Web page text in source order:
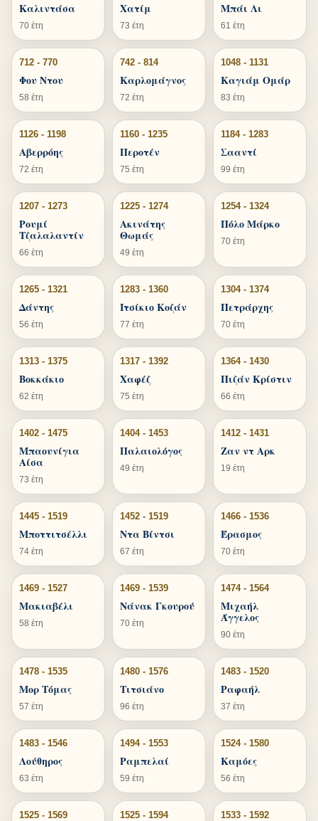
Καλιντάσα
70 έτη
Χατίμ
73 έτη
Μπάι Λι
61 έτη
712 - 770
Φου Ντου
58 έτη
742 - 814
Καρλομάγνος
72 έτη
1048 - 1131
Καγιάμ Ομάρ
83 έτη
1126 - 1198
Αβερρόης
72 έτη
1160 - 1235
Περοτέν
75 έτη
1184 - 1283
Σααντί
99 έτη
1207 - 1273
Ρουμί
Τζαλαλαντίν
66 έτη
1225 - 1274
Ακινάτης
Θωμάς
49 έτη
1254 - 1324
Πόλο Μάρκο
70 έτη
1265 - 1321
Δάντης
56 έτη
1283 - 1360
Ιτσίκιο Κοζάν
77 έτη
1304 - 1374
Πετράρχης
70 έτη
1313 - 1375
Βοκκάκιο
62 έτη
1317 - 1392
Χαφέζ
75 έτη
1364 - 1430
Πιζάν Κρίστιν
66 έτη
1402 - 1475
Μπαουνίγια
Αίσα
73 έτη
1404 - 1453
Παλαιολόγος
49 έτη
1412 - 1431
Ζαν ντ Αρκ
19 έτη
1445 - 1519
Μποττιτσέλλι
74 έτη
1452 - 1519
Ντα Βίντσι
67 έτη
1466 - 1536
Έρασμος
70 έτη
1469 - 1527
Μακιαβέλι
58 έτη
1469 - 1539
Νάνακ Γκουρού
70 έτη
1474 - 1564
Μιχαήλ
Άγγελος
90 έτη
1478 - 1535
Μορ Τόμας
57 έτη
1480 - 1576
Τιτσιάνο
96 έτη
1483 - 1520
Ραφαήλ
37 έτη
1483 - 1546
Λούθηρος
63 έτη
1494 - 1553
Ραμπελαί
59 έτη
1524 - 1580
Καμόες
56 έτη
1525 - 1569 1525 - 1594 1533 - 1592